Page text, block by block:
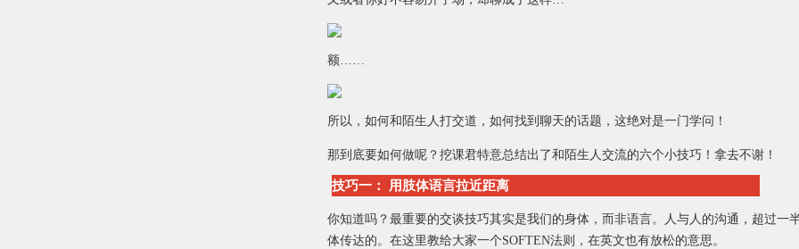
额……
所以，如何和陌生人打交道，如何找到聊天的话题，这绝对是一门学问！
那到底要如何做呢？挖课君特意总结出了和陌生人交流的六个小技巧！拿去不谢！
技巧一： 用肢体语言拉近距离
你知道吗？最重要的交谈技巧其实是我们的身体，而非语言。人与人的沟通，超过一
体传达的。在这里教给大家一个SOFTEN法则，在英文也有放松的意思。